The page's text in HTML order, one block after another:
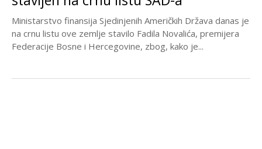
Ministarstvo finansija Sjedinjenih Američkih Država danas je
na crnu listu ove zemlje stavilo Fadila Novalića, premijera
Federacije Bosne i Hercegovine, zbog, kako je...